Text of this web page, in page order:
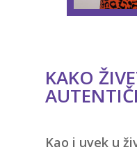
KAKO
Kao i uvek u